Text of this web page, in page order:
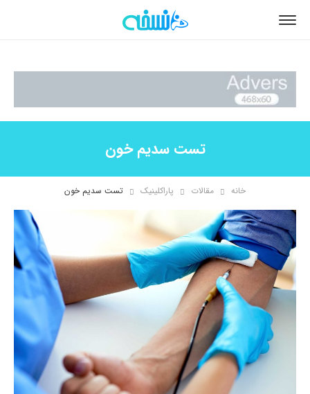
تست سدیم خون
خانه مقالات پاراکلینیک تست سدیم خون